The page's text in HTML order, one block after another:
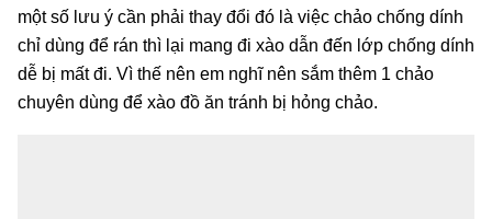
một số lưu ý cần phải thay đổi đó là việc chảo chống dính
chỉ dùng để rán thì lại mang đi xào dẫn đến lớp chống dính
dễ bị mất đi. Vì thế nên em nghĩ nên sắm thêm 1 chảo
chuyên dùng để xào đồ ăn tránh bị hỏng chảo.